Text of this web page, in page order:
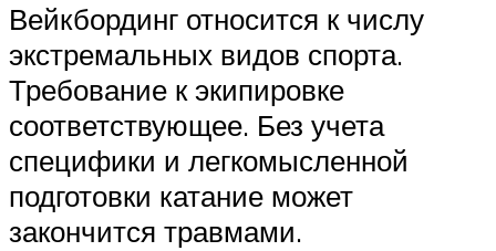
Вейкбординг относится к числу
экстремальных видов спорта.
Требование к экипировке
соответствующее. Без учета
специфики и легкомысленной
подготовки катание может
закончится травмами.